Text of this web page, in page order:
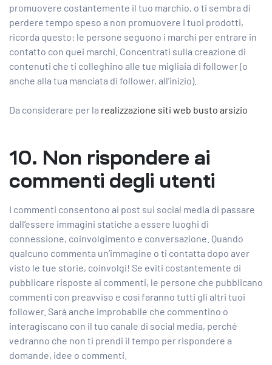
promuovere costantemente il tuo marchio, o ti sembra di
perdere tempo speso a non promuovere i tuoi prodotti,
ricorda questo: le persone seguono i marchi per entrare in
contatto con quei marchi. Concentrati sulla creazione di
contenuti che ti colleghino alle tue migliaia di follower (o
anche alla tua manciata di follower, all’inizio).
Da considerare per la realizzazione siti web busto arsizio
10. Non rispondere ai
commenti degli utenti
I commenti consentono ai post sui social media di passare
dall’essere immagini statiche a essere luoghi di
connessione, coinvolgimento e conversazione. Quando
qualcuno commenta un’immagine o ti contatta dopo aver
visto le tue storie, coinvolgi! Se eviti costantemente di
pubblicare risposte ai commenti, le persone che pubblicano
commenti con preavviso e così faranno tutti gli altri tuoi
follower. Sarà anche improbabile che commentino o
interagiscano con il tuo canale di social media, perché
vedranno che non ti prendi il tempo per rispondere a
domande, idee o commenti.